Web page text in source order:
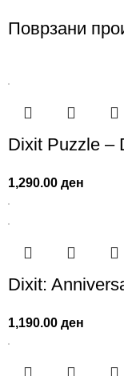
Поврзани
Dixit Puzzle –
1,290.00ден
Dixit:
1,190.00ден